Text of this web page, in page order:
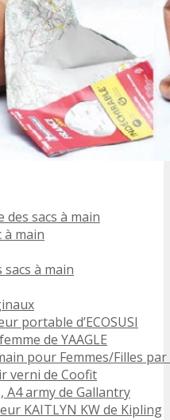
des sacs à main
à main
à main
portable d’ECOSUSI
de YAAGLE
pour Femmes/Filles par
verni de Coofit
A4 army de Gallantry
KAITLYN KW de Kipling